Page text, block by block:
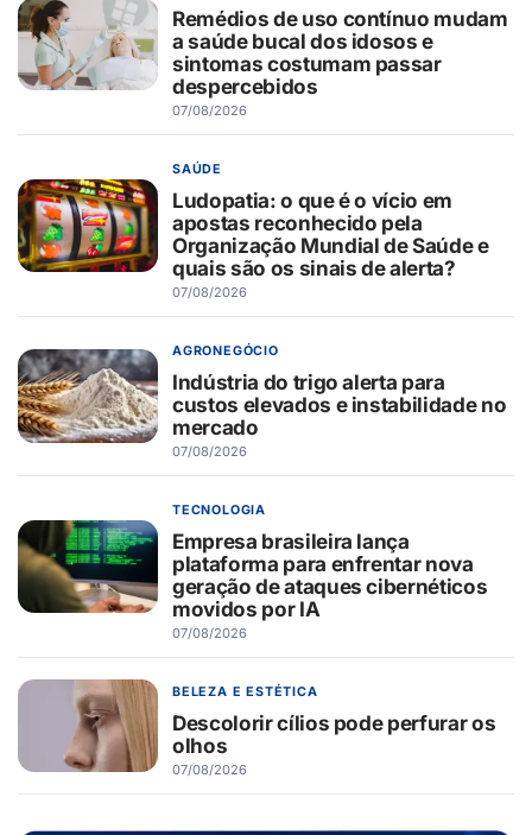
Remédios de uso contínuo mudam
a saúde bucal dos idosos e
sintomas costumam passar
despercebidos
07/08/2026
SAÚDE
Ludopatia: o que é o vício em
apostas reconhecido pela
Organização Mundial de Saúde e
quais são os sinais de alerta?
07/08/2026
AGRONEGÓCIO
Indústria do trigo alerta para
custos elevados e instabilidade no
mercado
07/08/2026
TECNOLOGIA
Empresa brasileira lança
plataforma para enfrentar nova
geração de ataques cibernéticos
movidos por IA
07/08/2026
BELEZA E ESTÉTICA
Descolorir cílios pode perfurar os
olhos
07/08/2026